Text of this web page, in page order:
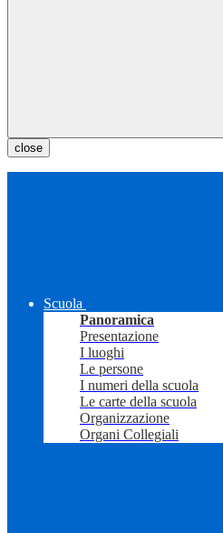
close
Scuola
Panoramica
Presentazione
I luoghi
Le persone
I numeri della scuola
Le carte della scuola
Organizzazione
Organi Collegiali